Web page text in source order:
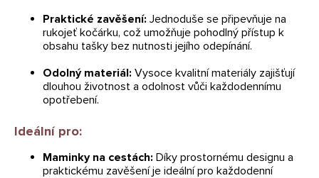
Praktické zavěšení: Jednoduše se připevňuje na
rukojeť kočárku, což umožňuje pohodlný přístup k
obsahu tašky bez nutnosti jejího odepínání.
Odolný materiál: Vysoce kvalitní materiály zajišťují
dlouhou životnost a odolnost vůči každodennímu
opotřebení.
Ideální pro:
Maminky na cestách: Díky prostornému designu a
praktickému zavěšení je ideální pro každodenní